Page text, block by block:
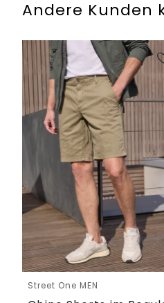
Andere Kunden
Street One MEN